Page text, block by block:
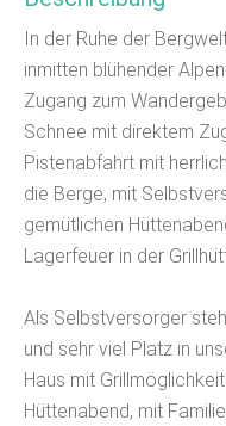
In der Ruhe der
inmitten blühender
Zugang zum
Schnee mit direktem
Pistenabfahrt mit
die Berge, mit
gemütlichen
Lagerfeuer in der
Als Selbstversorger
und sehr viel Platz in
Haus mit
Hüttenabend, mit